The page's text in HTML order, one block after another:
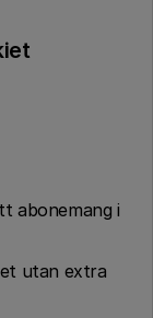
abonemang i
utan extra